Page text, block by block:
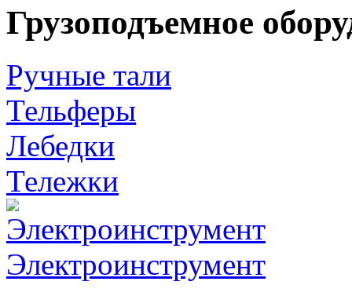
Грузоподъемное
Ручные тали
Тельферы
Лебедки
Тележки
Электроинструмент